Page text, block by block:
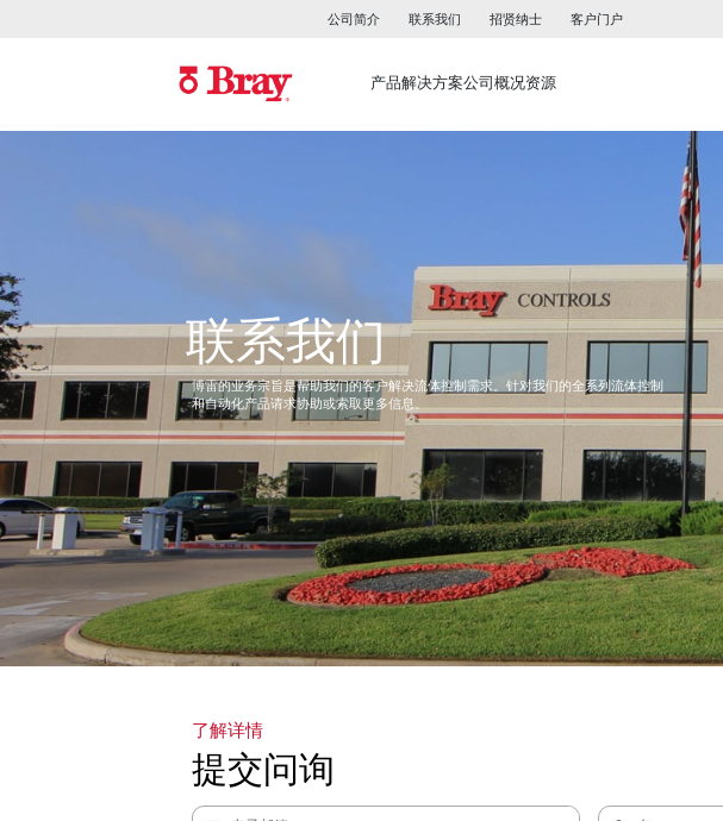
公司简介 联系我们 招贤纳士 客户门户
产品解决方案公司概况资源
联系我们
博雷的业务宗旨是帮助我们的客户解决流体控制需求。针对我们的全系列流体控制
和自动化产品请求协助或索取更多信息。
了解详情
提交问询